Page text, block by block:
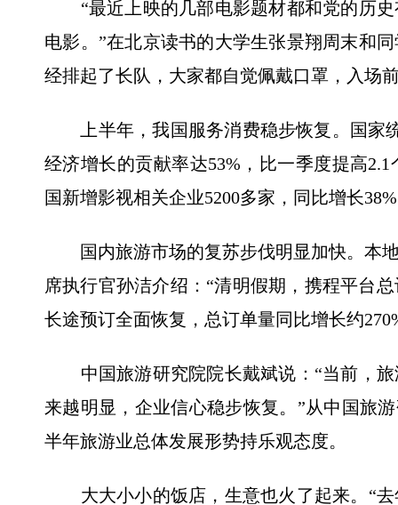
“最近上映的几部电影题材都和党的历史
电影。”在北京读书的大学生张景翔周末和
经排起了长队，大家都自觉佩戴口罩，入场
上半年，我国服务消费稳步恢复。国家
经济增长的贡献率达53%，比一季度提高
国新增影视相关企业5200多家，同比增长
国内旅游市场的复苏步伐明显加快。本地
席执行官孙洁介绍：“清明假期，携程平台
长途预订全面恢复，总订单量同比增长约
中国旅游研究院院长戴斌说：“当前，旅
来越明显，企业信心稳步恢复。”从中国旅
半年旅游业总体发展形势持乐观态度。
大大小小的饭店，生意也火了起来。“去